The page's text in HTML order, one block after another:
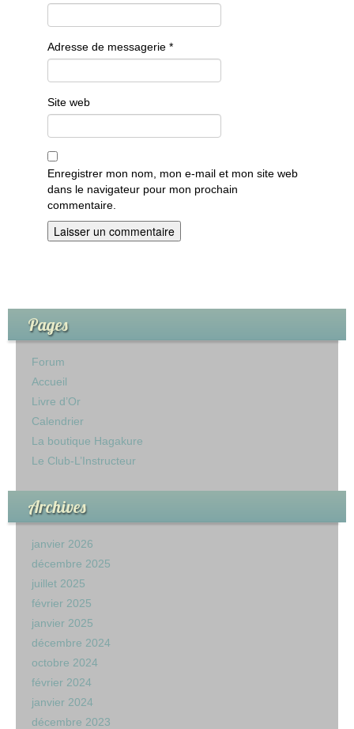
Adresse de messagerie *
Site web
Enregistrer mon nom, mon e-mail et mon site web
dans le navigateur pour mon prochain
commentaire.
Pages
Forum
Accueil
Livre d’Or
Calendrier
La boutique Hagakure
Le Club-L’Instructeur
Archives
janvier 2026
décembre 2025
juillet 2025
février 2025
janvier 2025
décembre 2024
octobre 2024
février 2024
janvier 2024
décembre 2023